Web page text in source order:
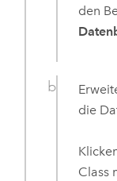
den
die
Class